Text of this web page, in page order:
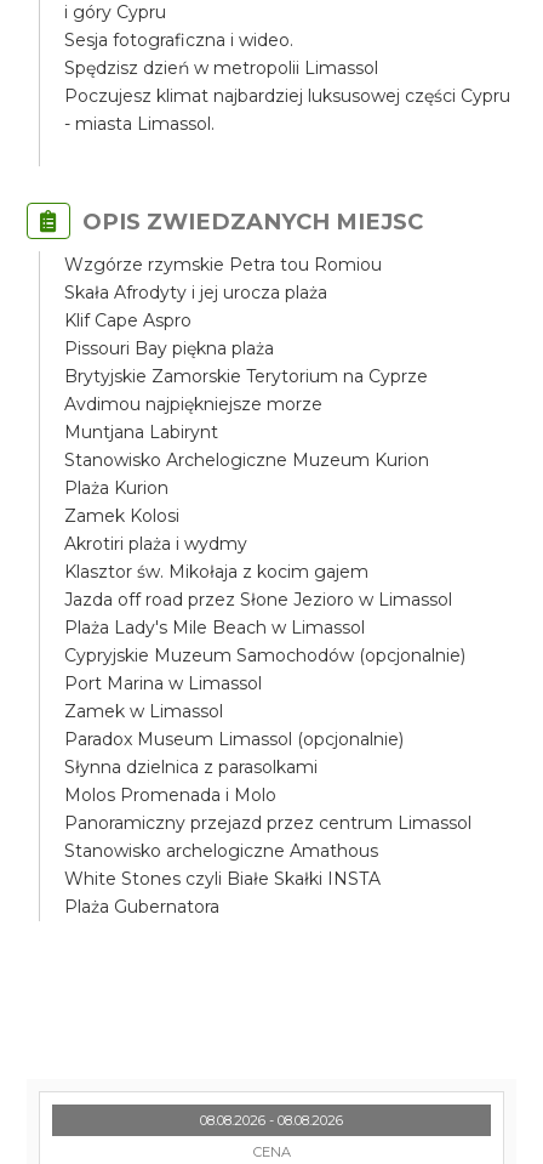
i góry Cypru
Sesja fotograficzna i wideo.
Spędzisz dzień w metropolii Limassol
Poczujesz klimat najbardziej luksusowej części Cypru
- miasta Limassol.
OPIS ZWIEDZANYCH MIEJSC
Wzgórze rzymskie Petra tou Romiou
Skała Afrodyty i jej urocza plaża
Klif Cape Aspro
Pissouri Bay piękna plaża
Brytyjskie Zamorskie Terytorium na Cyprze
Avdimou najpiękniejsze morze
Muntjana Labirynt
Stanowisko Archelogiczne Muzeum Kurion
Plaża Kurion
Zamek Kolosi
Akrotiri plaża i wydmy
Klasztor św. Mikołaja z kocim gajem
Jazda off road przez Słone Jezioro w Limassol
Plaża Lady's Mile Beach w Limassol
Cypryjskie Muzeum Samochodów (opcjonalnie)
Port Marina w Limassol
Zamek w Limassol
Paradox Museum Limassol (opcjonalnie)
Słynna dzielnica z parasolkami
Molos Promenada i Molo
Panoramiczny przejazd przez centrum Limassol
Stanowisko archelogiczne Amathous
White Stones czyli Białe Skałki INSTA
Plaża Gubernatora
08.08.2026 - 08.08.2026
CENA